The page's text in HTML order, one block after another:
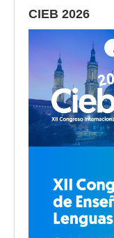
CIEB 2026